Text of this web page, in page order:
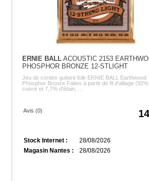
ERNIE BALLACOUSTIC 2153
PHOSPHOR BRONZE 12-STLIGHT
Jeu de cordes guitare folk ERNIE BALL Earthwood
Phosphor Bronze Faites à partir de fil d'alliage
cuivre et 7,7% d'étain, ...
Avis (0)
Stock Internet :
28/08/2026
Magasin Nantes :
28/08/2026